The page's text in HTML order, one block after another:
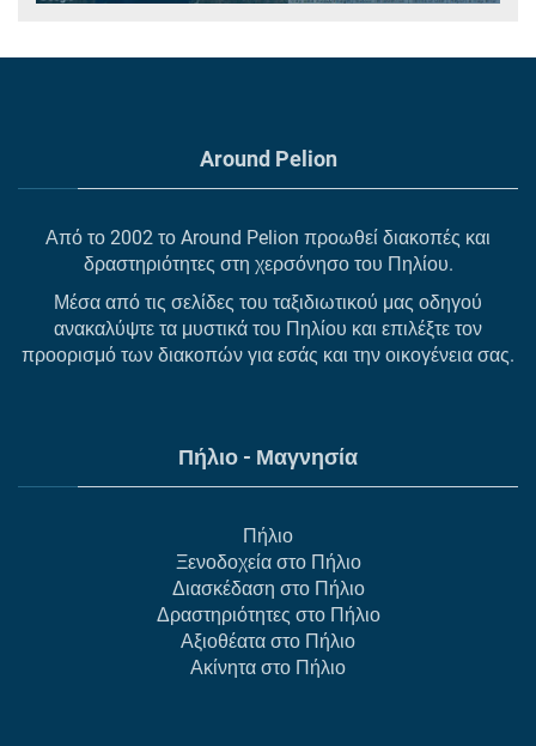
Around Pelion
Από το 2002 το Around Pelion προωθεί διακοπές και
δραστηριότητες στη χερσόνησο του Πηλίου.
Μέσα από τις σελίδες του ταξιδιωτικού μας οδηγού
ανακαλύψτε τα μυστικά του Πηλίου και επιλέξτε τον
προορισμό των διακοπών για εσάς και την οικογένεια σας.
Πήλιο - Μαγνησία
Πήλιο
Ξενοδοχεία στο Πήλιο
Διασκέδαση στο Πήλιο
Δραστηριότητες στο Πήλιο
Αξιοθέατα στο Πήλιο
Ακίνητα στο Πήλιο